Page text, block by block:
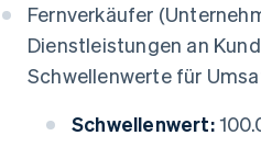
Fernverkäufer
Dienstleistungen an
Schwellenwerte für
Schwellenwert: